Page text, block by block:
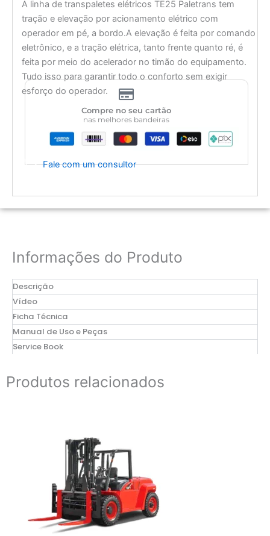
A linha de transpaletes elétricos TE25 Paletrans tem
tração e elevação por acionamento elétrico com
operador em pé, a bordo.A elevação é feita por comando
eletrônico, e a tração elétrica, tanto frente quanto ré, é
feita por meio do acelerador no timão do equipamento.
Tudo isso para garantir todo o conforto sem exigir
esforço do operador.
Compre no seu cartão
nas melhores bandeiras
Fale com um consultor
Informações do Produto
Descrição
Vídeo
Ficha Técnica
Manual de Uso e Peças
Service Book
Produtos relacionados